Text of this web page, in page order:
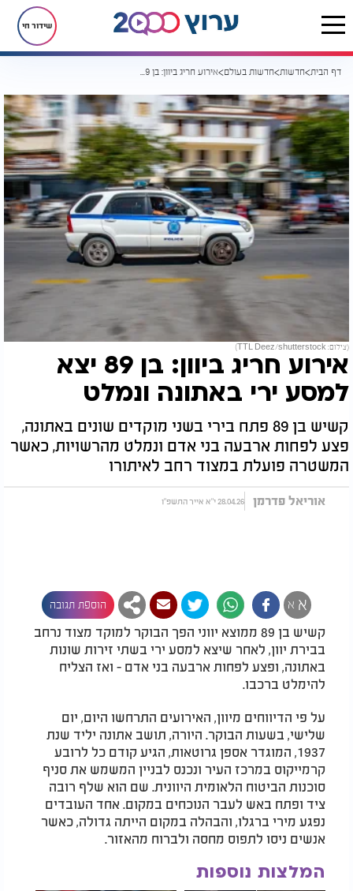
שידור חי
דף הבית חדשות חדשות בעולם אירוע חריג ביוון: בן 89 יצא למסע ירי באתונה ונמלט
(צילום: TTL Deez/shutterstock)
אירוע חריג ביוון: בן 89 יצא
למסע ירי באתונה ונמלט
קשיש בן 89 פתח בירי בשני מוקדים שונים באתונה,
פצע לפחות ארבעה בני אדם ונמלט מהרשויות, כאשר
המשטרה פועלת במצוד רחב לאיתורו
אוריאל פדרמן 28.04.26 י"א אייר התשפ"ו
א א הוספת תגובה
קשיש בן 89 ממוצא יווני הפך הבוקר למוקד מצוד נרחב
בבירת יוון, לאחר שיצא למסע ירי בשתי זירות שונות
באתונה, ופצע לפחות ארבעה בני אדם - ואז הצליח
להימלט ברכבו.
על פי הדיווחים מיוון, האירועים התרחשו היום, יום
שלישי, בשעות הבוקר. היורה, תושב אתונה יליד שנת
1937, המוגדר אספן גרוטאות, הגיע קודם כל לרובע
קרמייקוס במרכז העיר ונכנס לבניין המשמש את סניף
סוכנות הביטוח הלאומית היוונית. שם הוא שלף רובה
ציד ופתח באש לעבר הנוכחים במקום. אחד העובדים
נפגע מירי ברגלו, והבהלה במקום הייתה גדולה, כאשר
אנשים ניסו לתפוס מחסה ולברוח מהאזור.
המלצות נוספות